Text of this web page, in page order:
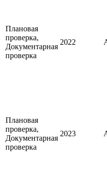
Плановая
проверка,
Документарная
проверка
2022
Плановая
проверка,
Документарная
проверка
2023